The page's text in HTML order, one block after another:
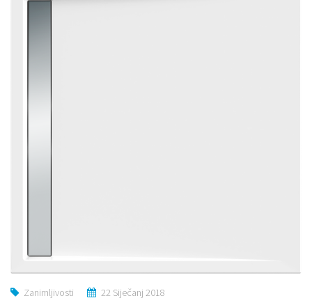
Zanimljivosti 22 Siječanj 2018